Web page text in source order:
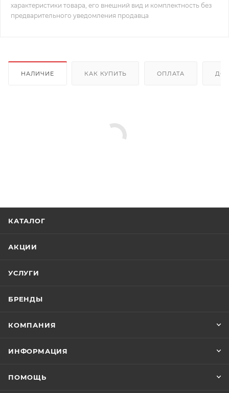
характеристики товара, его внешний вид и комплектность без
предварительного уведомления продавца
НАЛИЧИЕ КАК КУПИТЬ ОПЛАТА
КАТАЛОГ
АКЦИИ
УСЛУГИ
БРЕНДЫ
КОМПАНИЯ
ИНФОРМАЦИЯ
ПОМОЩЬ